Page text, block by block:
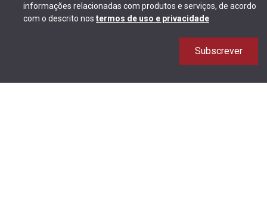
informações relacionadas com produtos e serviços, de acordo
com o descrito nos termos de uso e privacidade
Subscrever